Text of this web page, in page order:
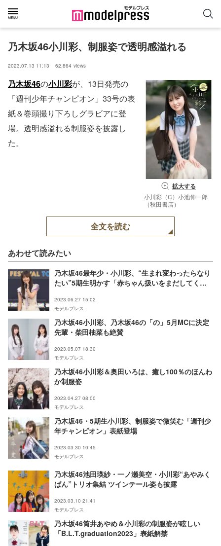
乃木坂46小川彩、制服姿で透明感溢れる
2023.07.13 11:13 62,864 views
拡大する
小川彩（C）小池伸一郎
（秋田書店）
乃木坂46の小川彩が、13日発売の
「週刊少年チャンピオン」33号の表
紙＆巻頭撮り下ろしグラビアに登
場。透明感溢れる制服姿を披露し
た。
全文を読む
あわせて読みたい
乃木坂46最年少・小川彩、“生まれ変わったらなり
たい”5期生明かす「赤ちゃん扱いをまだしてく
2023.06.27 15:02
モデルプレス
乃木坂46小川彩、乃木坂46の「の」5月MCに決定
先輩・柴田柚菜も絶賛
2023.05.07 18:30
モデルプレス
乃木坂46小川彩＆奥田いろは、癒し100％のほんわ
か制服姿
2023.04.27 08:00
モデルプレス
乃木坂46・5期生小川彩、制服姿で微笑む「週刊少
年チャンピオン」表紙登場
2023.03.30 10:45
モデルプレス
乃木坂46池田瑛紗・一ノ瀬美空・小川彩“あやみく
ぱん”トリオ集結 ツインテール姿も披露
2023.03.10 21:41
モデルプレス
乃木坂46筒井あやめ＆小川彩の制服姿が眩しい
「B.L.T.graduation2023」表紙解禁